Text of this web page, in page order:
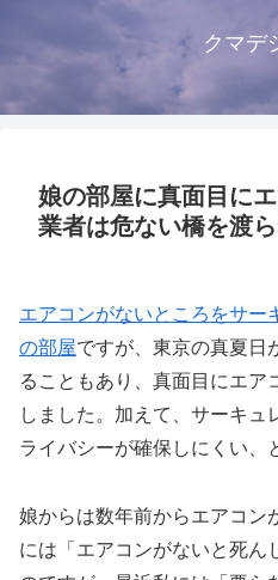
クマデ
娘の部屋に真面目に
業者は危ない橋を渡
エアコンがないところをサー
の部屋ですが、東京の真夏日
ることもあり、真面目にエア
しました。加えて、サーキ
ライバシーが確保しにくい、
娘からは数年前からエアコン
には「エアコンがないと死ん